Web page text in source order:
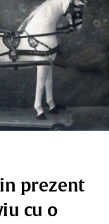
prezent
cu o